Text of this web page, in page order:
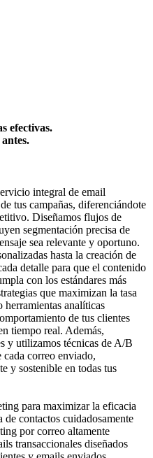
efectivas.
integral de email
tus campañas, diferenciándote
Diseñamos flujos de
segmentación precisa de
sea relevante y oportuno.
hasta la creación de
detalle para que el contenido
con los estándares más
que maximizan la tasa
analíticas
de tus clientes
tiempo real. Además,
y utilizamos técnicas de A/B
correo enviado,
y sostenible en todas tus
para maximizar la eficacia
contactos cuidadosamente
por correo altamente
transaccionales diseñados